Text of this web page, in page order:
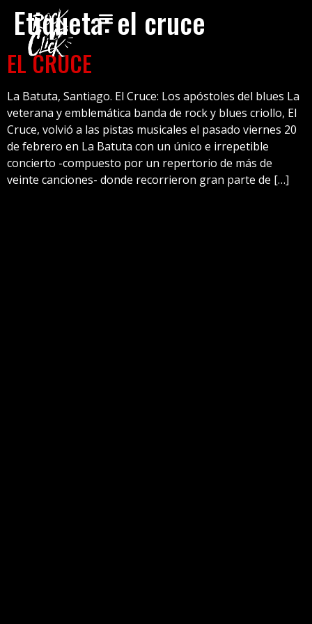
Etiqueta:el cruce
EL CRUCE
La Batuta, Santiago. El Cruce: Los apóstoles del blues La
veterana y emblemática banda de rock y blues criollo, El
Cruce, volvió a las pistas musicales el pasado viernes 20
de febrero en La Batuta con un único e irrepetible
concierto -compuesto por un repertorio de más de
veinte canciones- donde recorrieron gran parte de […]